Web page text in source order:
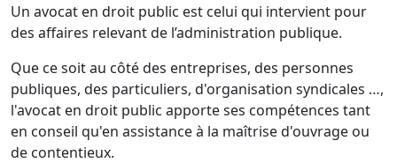
Un avocat en droit public est celui qui intervient pour
des affaires relevant de l’administration publique.
Que ce soit au côté des entreprises, des personnes
publiques, des particuliers, d'organisation syndicales …,
l'avocat en droit public apporte ses compétences tant
en conseil qu'en assistance à la maîtrise d'ouvrage ou
de contentieux.